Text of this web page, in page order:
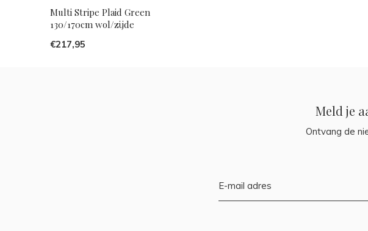
Multi Stripe Plaid Green
130/170cm wol/zijde
€217,95
Meld je
Ontvang de